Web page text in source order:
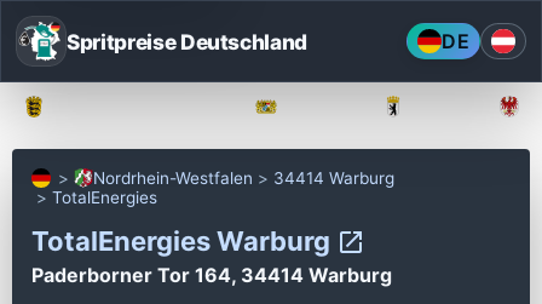
Spritpreise Deutschland DE
Nordrhein-Westfalen
34414 Warburg
TotalEnergies
TotalEnergies Warburg
Paderborner Tor 164, 34414 Warburg